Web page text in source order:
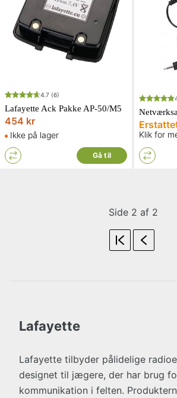
4.7 (6)
Lafayette Ack Pakke AP-50/M5
454 kr
Ikke på lager
Gå til
Klik for
Side 2 af 2
Lafayette
Lafayette tilbyder pålidelige
designet til jægere, der har brug
kommunikation i felten.